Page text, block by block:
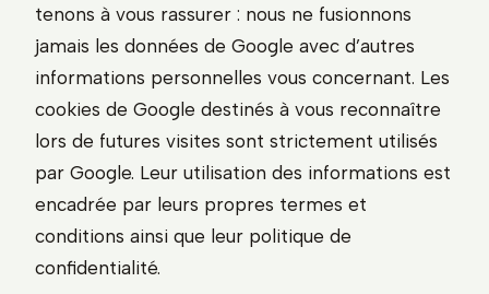
tenons à vous rassurer : nous ne fusionnons
jamais les données de Google avec d’autres
informations personnelles vous concernant. Les
cookies de Google destinés à vous reconnaître
lors de futures visites sont strictement utilisés
par Google. Leur utilisation des informations est
encadrée par leurs propres termes et
conditions ainsi que leur politique de
confidentialité.